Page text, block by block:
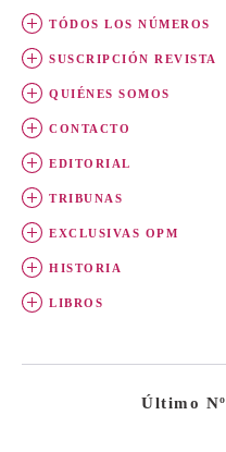
TÓDOS LOS NÚMEROS
SUSCRIPCIÓN REVISTA
QUIÉNES SOMOS
CONTACTO
EDITORIAL
TRIBUNAS
EXCLUSIVAS OPM
HISTORIA
LIBROS
Último